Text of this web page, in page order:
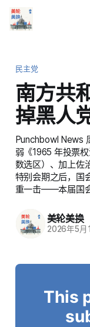
民主党
南方共
掉黑人
Punchbowl News
弱《1965 年投票
数选区）、加上佐
特别会期之后，国
重一击——本届国
美轮美换
2026年5月
This